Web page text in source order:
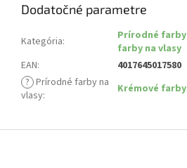
Dodatočné parametre
Kategória: Prírodné farby
farby na vlasy
EAN:
4017645017580
? Prírodné farby na
vlasy: Krémové farby